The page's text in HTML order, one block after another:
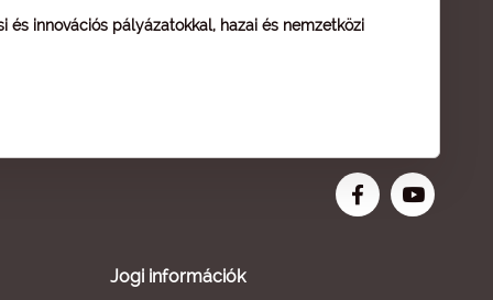
innovációs pályázatokkal, hazai és nemzetközi
Jogi információk